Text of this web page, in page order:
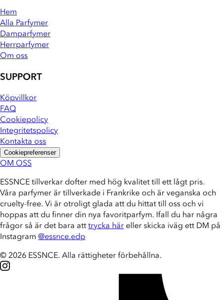
Hem
Alla Parfymer
Damparfymer
Herrparfymer
Om oss
SUPPORT
Köpvillkor
FAQ
Cookiepolicy
Integritetspolicy
Kontakta oss
Cookiepreferenser
OM OSS
ESSNCE tillverkar dofter med hög kvalitet till ett lågt pris.
Våra parfymer är tillverkade i Frankrike och är veganska och
cruelty-free. Vi är otroligt glada att du hittat till oss och vi
hoppas att du finner din nya favoritparfym. Ifall du har några
frågor så är det bara atttrycka här eller skicka iväg ett DM på
Instagram @essnce.edp
© 2026 ESSNCE. Alla rättigheter förbehållna.